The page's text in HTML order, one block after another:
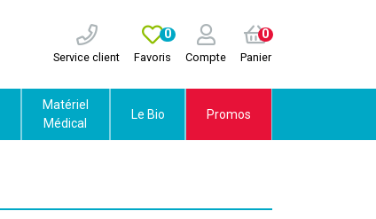
Service client Favoris
0
Compte Panier
0
Matériel
Médical
Le Bio Promos